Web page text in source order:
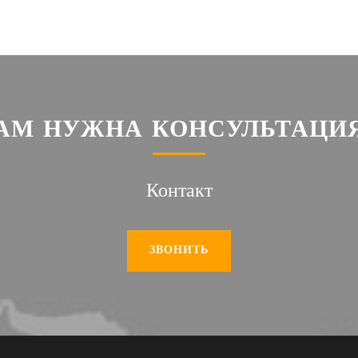
НУЖНА
Контакт
ЗВОНИТЬ